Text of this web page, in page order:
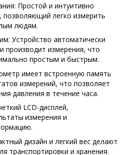
Простой и интуитивно
позволяющий легко измерить
людям.
Устройство автоматически
производит измерения, что
простым и быстрым.
имеет встроенную память
измерений, что позволяет
давления в течение часа.
LCD-дисплей,
измерения и
дизайн и легкий вес делают
транспортировки и хранения.